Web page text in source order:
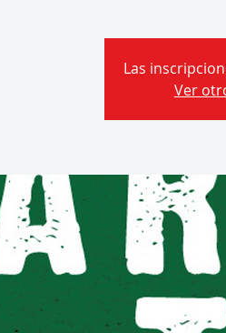
Las
Ver